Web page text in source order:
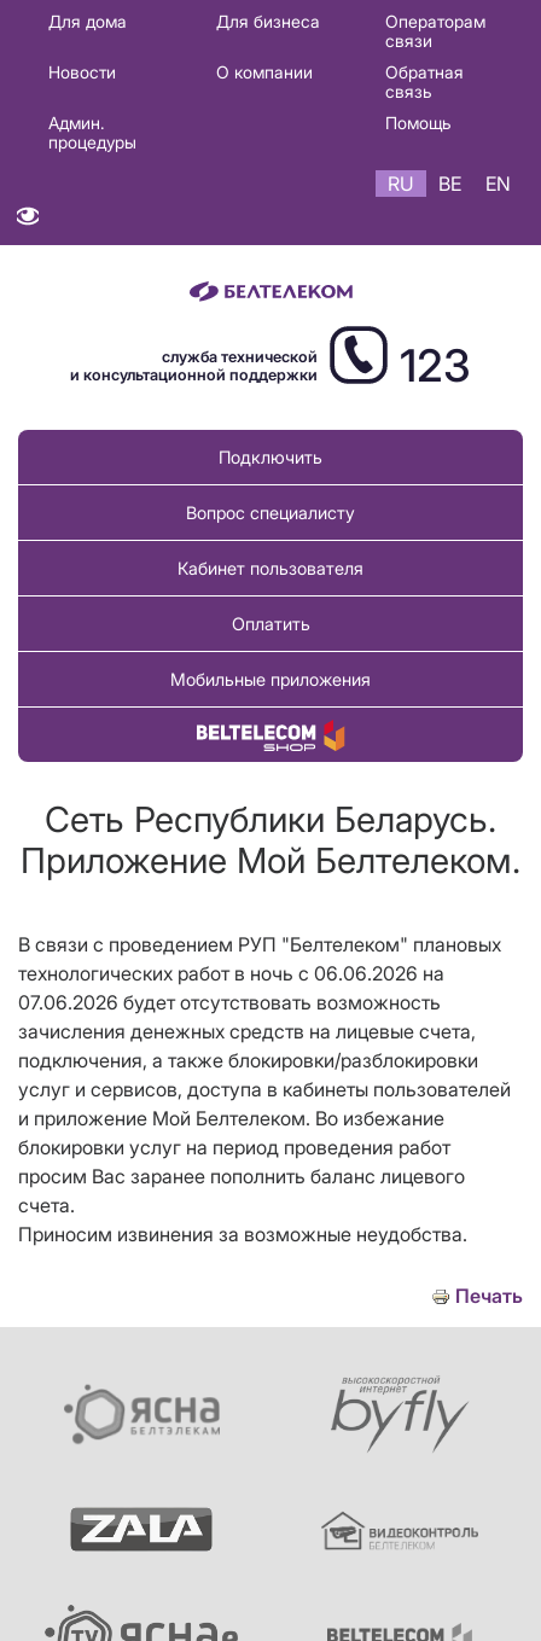
Основная
навигация
Для дома Для бизнеса
Операторам
связи
Новости
О компании
Обратная
связь
Админ.
процедуры
Помощь
RU BE EN
служба технической
и консультационной поддержки
123
Подключить
Вопрос специалисту
Кабинет пользователя
Оплатить
Мобильные приложения
Купить товар
Сеть Республики Беларусь.
Приложение Мой Белтелеком.
В связи с проведением РУП "Белтелеком" плановых
технологических работ в ночь с 06.06.2026 на
07.06.2026 будет отсутствовать возможность
зачисления денежных средств на лицевые счета,
подключения, а также блокировки/разблокировки
услуг и сервисов, доступа в кабинеты пользователей
и приложение Мой Белтелеком. Во избежание
блокировки услуг на период проведения работ
просим Вас заранее пополнить баланс лицевого
счета.
Приносим извинения за возможные неудобства.
Печать